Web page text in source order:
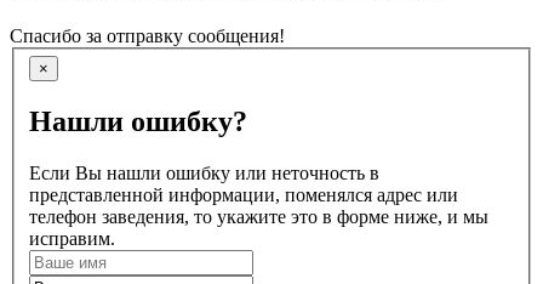
Спасибо за отправку сообщения!
×
Нашли ошибку?
Если Вы нашли ошибку или неточность в
представленной информации, поменялся адрес или
телефон заведения, то укажите это в форме ниже, и мы
исправим.